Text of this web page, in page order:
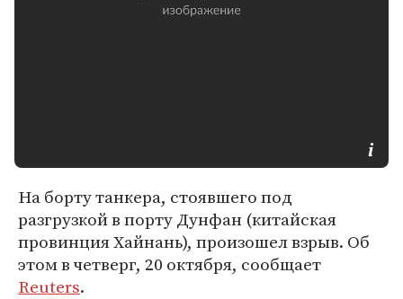
На борту танкера, стоявшего под
разгрузкой в порту Дунфан (китайская
провинция Хайнань), произошел взрыв. Об
этом в четверг, 20 октября, сообщает
Reuters.